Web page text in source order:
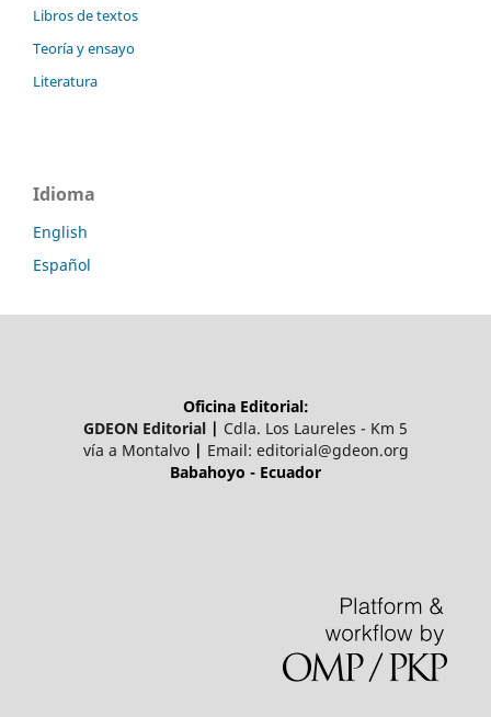
Libros de textos
Teoría y ensayo
Literatura
Idioma
English
Español
Oficina Editorial:
GDEON Editorial | Cdla. Los Laureles - Km 5
vía a Montalvo | Email: editorial@gdeon.org
Babahoyo - Ecuador